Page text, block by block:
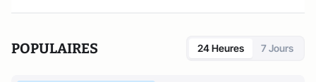
POPULAIRES 24 Heures 7 Jours